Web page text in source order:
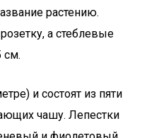
растению.
а стеблевые
см.
и состоят из пяти
чашу. Лепестки